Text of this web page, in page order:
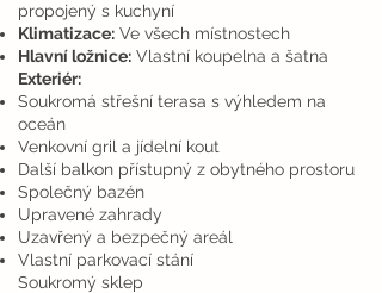
propojený s kuchyní
Klimatizace: Ve všech místnostech
Hlavní ložnice: Vlastní koupelna a šatna
Exteriér:
Soukromá střešní terasa s výhledem na
oceán
Venkovní gril a jídelní kout
Další balkon přístupný z obytného prostoru
Společný bazén
Upravené zahrady
Uzavřený a bezpečný areál
Vlastní parkovací stání
Soukromý sklep